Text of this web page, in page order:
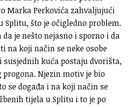
Marka Perkovića zahvaljujući
Splitu, što je očigledno problem.
je nešto nejasno i sporno i da
na koji način se neke osobe
kuća postaju dvorišta,
progona. Njezin motiv je bio
se događa i na koji način se
tijela u Splitu i to je po